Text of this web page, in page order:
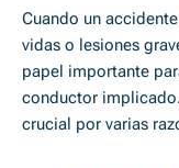
Cuando un
vidas o lesiones
papel importante
conductor
crucial por varias